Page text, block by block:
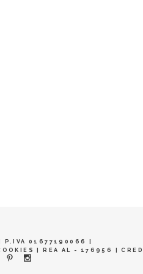
| P.IVA 01677190066 |
| REA AL - 176956 |